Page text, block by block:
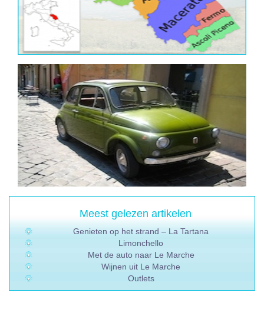
Meest gelezen artikelen
Genieten op het strand – La Tartana
Limonchello
Met de auto naar Le Marche
Wijnen uit Le Marche
Outlets